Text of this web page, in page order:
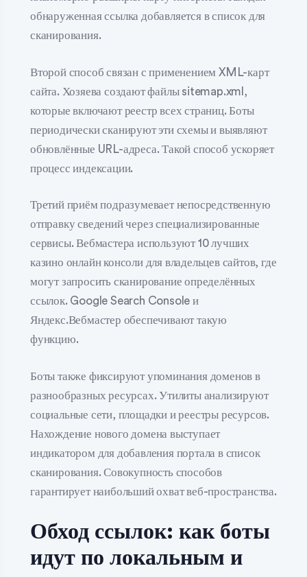
обнаруженная ссылка добавляется в список для
сканирования.
Второй способ связан с применением XML-карт
сайта. Хозяева создают файлы sitemap.xml,
которые включают реестр всех страниц. Боты
периодически сканируют эти схемы и выявляют
обновлённые URL-адреса. Такой способ ускоряет
процесс индексации.
Третий приём подразумевает непосредственную
отправку сведений через специализированные
сервисы. Вебмастера используют 10 лучших
казино онлайн консоли для владельцев сайтов, где
могут запросить сканирование определённых
ссылок. Google Search Console и
Яндекс.Вебмастер обеспечивают такую
функцию.
Боты также фиксируют упоминания доменов в
разнообразных ресурсах. Утилиты анализируют
социальные сети, площадки и реестры ресурсов.
Нахождение нового домена выступает
индикатором для добавления портала в список
сканирования. Совокупность способов
гарантирует наибольший охват веб-пространства.
Обход ссылок: как боты
идут по локальным и